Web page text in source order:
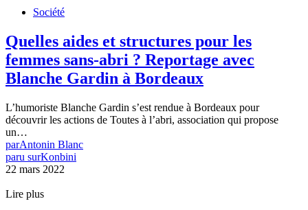
Société
Quelles aides et structures pour les
femmes sans-abri ? Reportage avec
Blanche Gardin à Bordeaux
L’humoriste Blanche Gardin s’est rendue à Bordeaux pour
découvrir les actions de Toutes à l’abri, association qui propose
un…
parAntonin Blanc
paru surKonbini
22 mars 2022
Lire plus